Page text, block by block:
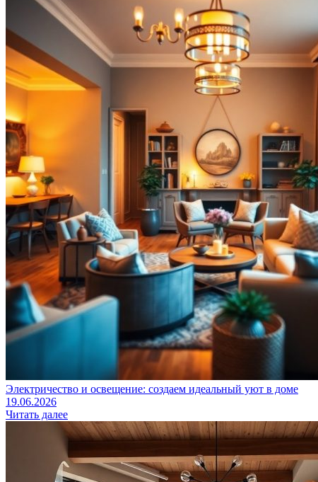
Электричество и освещение: создаем идеальный уют в доме
19.06.2026
Читать далее